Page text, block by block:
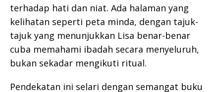
terhadap hati dan niat. Ada halaman yang
kelihatan seperti peta minda, dengan tajuk-
tajuk yang menunjukkan Lisa benar-benar
cuba memahami ibadah secara menyeluruh,
bukan sekadar mengikuti ritual.
Pendekatan ini selari dengan semangat buku